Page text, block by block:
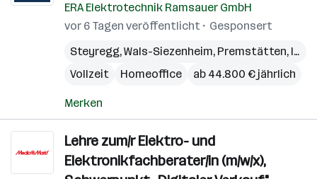
ERA Elektrotechnik Ramsauer GmbH
vor 6 Tagen veröffentlicht
Gesponsert
Steyregg,Wals-Siezenheim, Premstätten, Innsbruck
Vollzeit
Homeoffice ab 44.800 € jährlich
Merken
Lehre zum/r Elektro- und
Elektronikfachberater/in (m/w/x),